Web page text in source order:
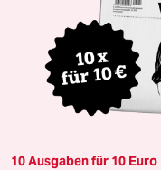
10 Ausgaben für 10 Euro